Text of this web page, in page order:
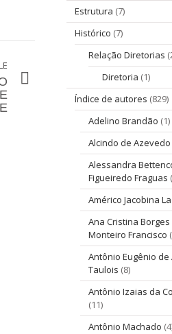
Estrutura (7)
Histórico (7)
Relação Diretorias
Diretoria (1)
Índice de autores (829)
Adelino Brandão (1)
Alcindo de
Alessandra
Figueiredo Fraguas
Américo Jacobina
Ana Cristina Borges
Monteiro Francisco
Antônio Eugênio de
Taulois (8)
Antônio Izaias da
(11)
Antônio Machado